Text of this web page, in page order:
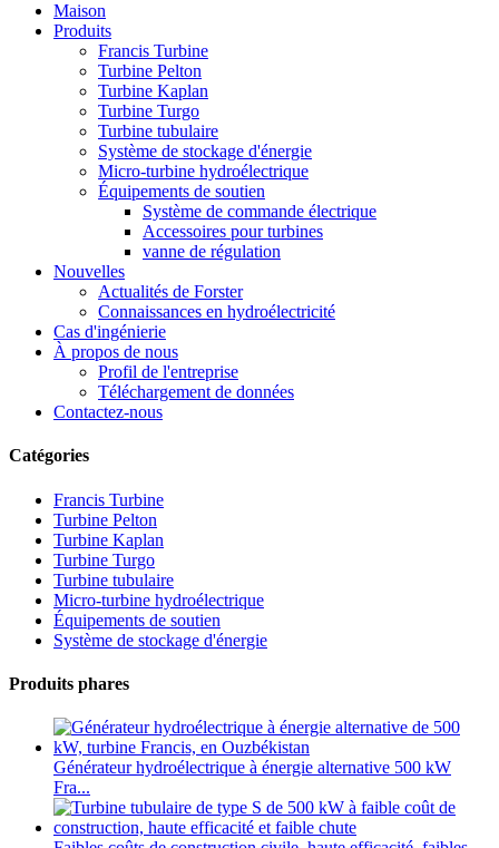
Maison
Produits
Francis Turbine
Turbine Pelton
Turbine Kaplan
Turbine Turgo
Turbine tubulaire
Système de stockage d'énergie
Micro-turbine hydroélectrique
Équipements de soutien
Système de commande électrique
Accessoires pour turbines
vanne de régulation
Nouvelles
Actualités de Forster
Connaissances en hydroélectricité
Cas d'ingénierie
À propos de nous
Profil de l'entreprise
Téléchargement de données
Contactez-nous
Catégories
Francis Turbine
Turbine Pelton
Turbine Kaplan
Turbine Turgo
Turbine tubulaire
Micro-turbine hydroélectrique
Équipements de soutien
Système de stockage d'énergie
Produits phares
Générateur hydroélectrique à énergie alternative 500 kW
Fra...